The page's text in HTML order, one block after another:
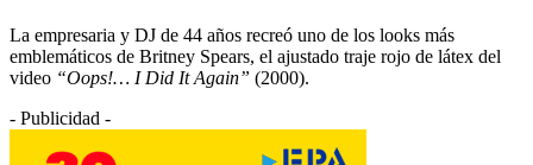
La empresaria y DJ de 44 años recreó uno de los looks más
emblemáticos de Britney Spears, el ajustado traje rojo de látex del
video “Oops!… I Did It Again” (2000).
- Publicidad -